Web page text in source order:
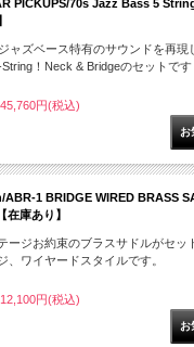
PICKUPS/70s Jazz Bass 5
ャズベース特有のサウンドを再現
！Neck & Bridgeのセットです
円(税込)
1 BRIDGE WIRED BRASS
在庫あり】
ージお約束のブラスサドルがセッ
、ワイヤードスタイルです。
円(税込)